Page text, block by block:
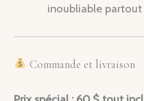
inoubliable partout
Commande et livraison